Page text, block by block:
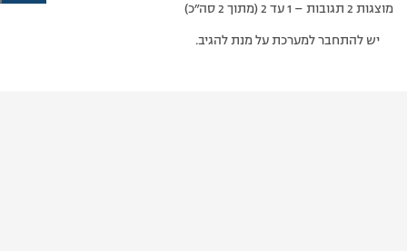
מוצגות 2 תגובות – 1 עד 2 (מתוך 2 סה״כ)
יש להתחבר למערכת על מנת להגיב.